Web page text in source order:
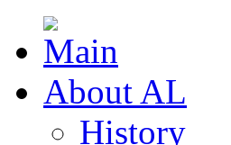
About AL
History